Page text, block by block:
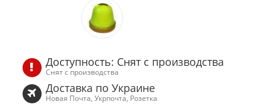
Доступность: Снят с производства
Снят с производства
Доставка по Украине
Новая Почта, Укрпочта, Розетка